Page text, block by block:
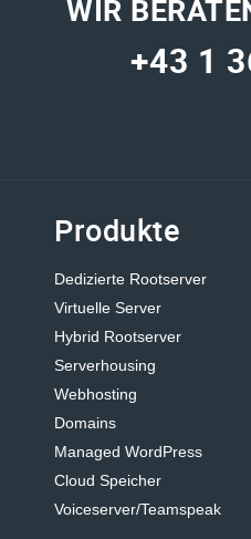
WIR
+43 1
Produkte
Dedizierte Rootserver
Virtuelle Server
Hybrid Rootserver
Serverhousing
Webhosting
Domains
Managed WordPress
Cloud Speicher
Voiceserver/Teamspeak